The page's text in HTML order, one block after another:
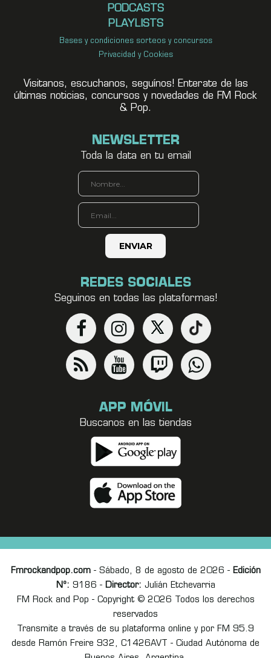
PODCASTS
PLAYLISTS
Bases y condiciones sorteos y concursos
Privacidad y Cookies
Visitanos, escuchanos, seguínos! Enterate de las
últimas noticias, concursos y novedades de FM Rock
& Pop.
NEWSLETTER
Toda la data en tu email
REDES SOCIALES
Seguinos en todas las plataformas!
APP MÓVIL
Buscanos en las tiendas
Fmrockandpop.com- Sábado, 8 de agosto de 2026 - Edición
Nº: 9186 - Director: Julián Etchevarria
FM Rock and Pop - Copyright © 2026 Todos los derechos
reservados
Transmite a través de su plataforma online y por FM 95.9
desde Ramón Freire 932, C1426AVT - Ciudad Autónoma de